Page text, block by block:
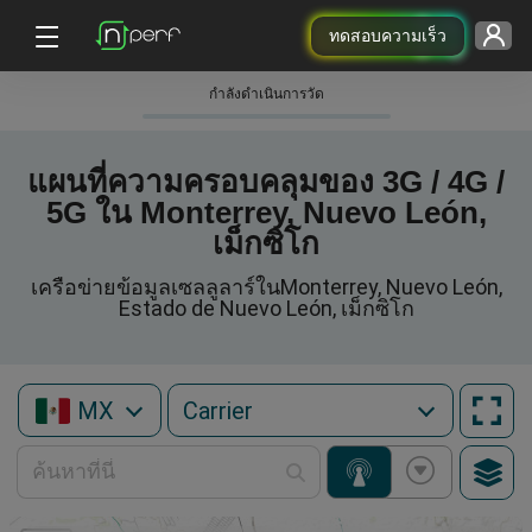
ทดสอบความเร็ว
กําลังดําเนินการวัด
แผนที่ความครอบคลุมของ 3G / 4G /
5G ใน Monterrey, Nuevo León,
เม็กซิโก
เครือข่ายข้อมูลเซลลูลาร์ในMonterrey, Nuevo León,
Estado de Nuevo León, เม็กซิโก
MX